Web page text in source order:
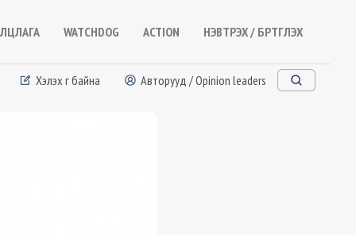
WATCHDOG ACTION НЭВТРЭХ / БҮРТГҮҮЛЭХ
Хэлэх үг байна Авторууд / Opinion leaders